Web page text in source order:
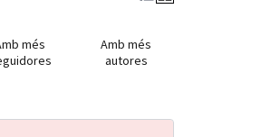
més
Amb més
autores